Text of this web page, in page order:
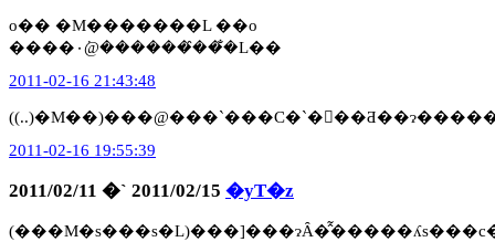
o�� �M�������L ��o
����۰݁@�������̂��̐L��
2011-02-16 21:43:48
2011-02-16 19:55:39
2011/02/11 �` 2011/02/15 �yT�z